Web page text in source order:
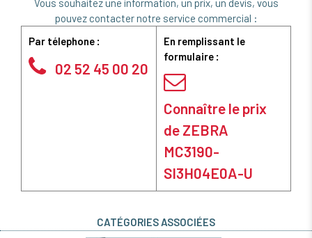
Vous souhaitez une information, un prix, un devis, vous
pouvez contacter notre service commercial :
Par télephone :
02 52 45 00 20
En remplissant le
formulaire :
Connaître le prix
de ZEBRA
MC3190-
SI3H04E0A-U
CATÉGORIES ASSOCIÉES